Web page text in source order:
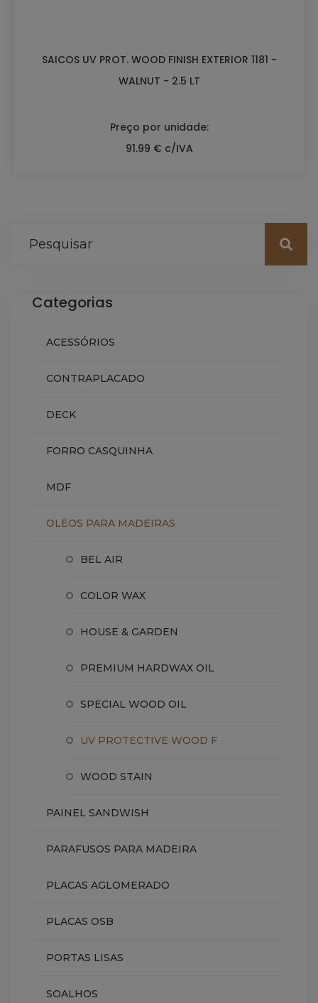
SAICOS UV PROT. WOOD FINISH EXTERIOR 1181 -
WALNUT - 2.5 LT
Preço por unidade:
91.99 € c/IVA
Categorias
ACESSÓRIOS
CONTRAPLACADO
DECK
FORRO CASQUINHA
MDF
OLEOS PARA MADEIRAS
BEL AIR
COLOR WAX
HOUSE & GARDEN
PREMIUM HARDWAX OIL
SPECIAL WOOD OIL
UV PROTECTIVE WOOD F
WOOD STAIN
PAINEL SANDWISH
PARAFUSOS PARA MADEIRA
PLACAS AGLOMERADO
PLACAS OSB
PORTAS LISAS
SOALHOS